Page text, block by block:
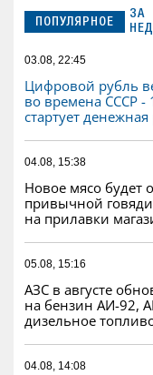
ПОПУЛЯРНОЕ
ЗА
03.08, 22:45
Цифровой рубль
во времена СССР -
стартует
04.08, 15:38
Новое мясо будет
привычной
на прилавки
05.08, 15:16
АЗС в августе
на бензин АИ-92,
дизельное
04.08, 14:08